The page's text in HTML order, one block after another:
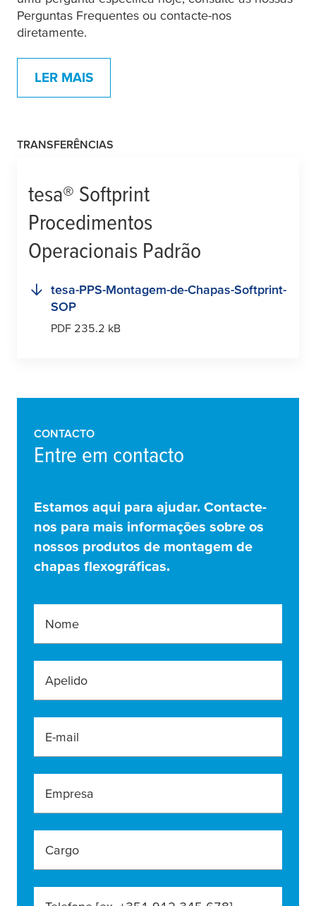
Perguntas Frequentes ou contacte-nos
diretamente.
LER MAIS
TRANSFERÊNCIAS
tesa® Softprint
Procedimentos
Operacionais Padrão
tesa-PPS-Montagem-de-Chapas-Softprint-
SOP
PDF 235.2 kB
CONTACTO
Entre em contacto
Estamos aqui para ajudar. Contacte-
nos para mais informações sobre os
nossos produtos de montagem de
chapas flexográficas.
Nome
Apelido
E-mail
Empresa
Cargo